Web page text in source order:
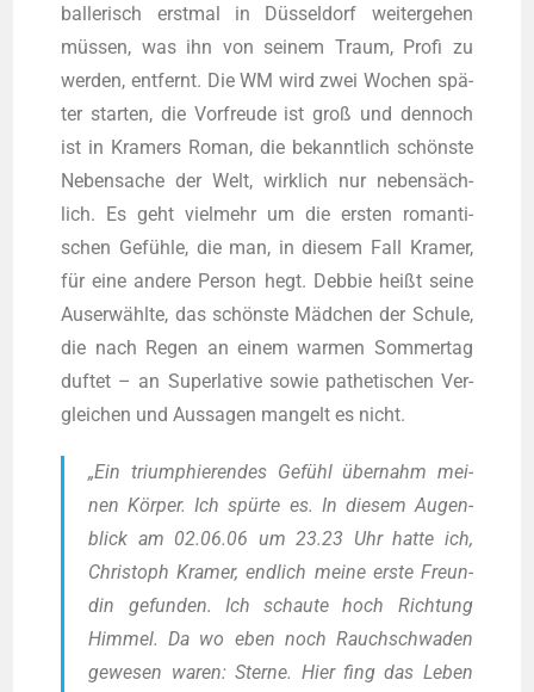
bal­le­risch erst­mal in Düs­sel­dorf wei­ter­ge­hen
müs­sen, was ihn von sei­nem Traum, Pro­fi zu
wer­den, ent­fernt. Die WM wird zwei Wochen spä­
ter star­ten, die Vor­freu­de ist groß und den­noch
ist in Kra­mers Roman, die bekannt­lich schöns­te
Neben­sa­che der Welt, wirk­lich nur neben­säch­
lich. Es geht viel­mehr um die ers­ten roman­ti­
schen Gefüh­le, die man, in die­sem Fall Kra­mer,
für eine ande­re Per­son hegt. Debbie heißt sei­ne
Aus­er­wähl­te, das schöns­te Mäd­chen der Schu­le,
die nach Regen an einem war­men Som­mer­tag
duf­tet – an Super­la­ti­ve sowie pathe­ti­schen Ver­
glei­chen und Aus­sa­gen man­gelt es nicht.
„Ein tri­um­phie­ren­des Gefühl über­nahm mei­
nen Kör­per. Ich spür­te es. In die­sem Augen­
blick am 02.06.06 um 23.23 Uhr hat­te ich,
Chris­toph Kra­mer, end­lich mei­ne ers­te Freun­
din gefun­den. Ich schau­te hoch Rich­tung
Him­mel. Da wo eben noch Rauch­schwa­den
gewe­sen waren: Ster­ne. Hier fing das Leben